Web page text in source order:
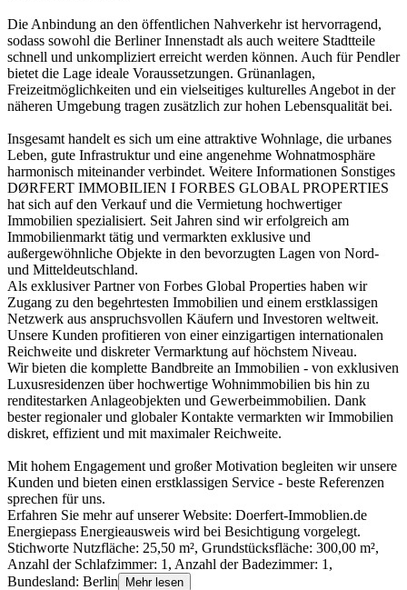
Die Anbindung an den öffentlichen Nahverkehr ist hervorragend,
sodass sowohl die Berliner Innenstadt als auch weitere Stadtteile
schnell und unkompliziert erreicht werden können. Auch für Pendler
bietet die Lage ideale Voraussetzungen. Grünanlagen,
Freizeitmöglichkeiten und ein vielseitiges kulturelles Angebot in der
näheren Umgebung tragen zusätzlich zur hohen Lebensqualität bei.
Insgesamt handelt es sich um eine attraktive Wohnlage, die urbanes
Leben, gute Infrastruktur und eine angenehme Wohnatmosphäre
harmonisch miteinander verbindet. Weitere Informationen Sonstiges
DØRFERT IMMOBILIEN I FORBES GLOBAL PROPERTIES
hat sich auf den Verkauf und die Vermietung hochwertiger
Immobilien spezialisiert. Seit Jahren sind wir erfolgreich am
Immobilienmarkt tätig und vermarkten exklusive und
außergewöhnliche Objekte in den bevorzugten Lagen von Nord-
und Mitteldeutschland.
Als exklusiver Partner von Forbes Global Properties haben wir
Zugang zu den begehrtesten Immobilien und einem erstklassigen
Netzwerk aus anspruchsvollen Käufern und Investoren weltweit.
Unsere Kunden profitieren von einer einzigartigen internationalen
Reichweite und diskreter Vermarktung auf höchstem Niveau.
Wir bieten die komplette Bandbreite an Immobilien - von exklusiven
Luxusresidenzen über hochwertige Wohnimmobilien bis hin zu
renditestarken Anlageobjekten und Gewerbeimmobilien. Dank
bester regionaler und globaler Kontakte vermarkten wir Immobilien
diskret, effizient und mit maximaler Reichweite.
Mit hohem Engagement und großer Motivation begleiten wir unsere
Kunden und bieten einen erstklassigen Service - beste Referenzen
sprechen für uns.
Erfahren Sie mehr auf unserer Website: Doerfert-Immoblien.de
Energiepass Energieausweis wird bei Besichtigung vorgelegt.
Stichworte Nutzfläche: 25,50 m², Grundstücksfläche: 300,00 m²,
Anzahl der Schlafzimmer: 1, Anzahl der Badezimmer: 1,
Bundesland: Berlin
Mehr lesen